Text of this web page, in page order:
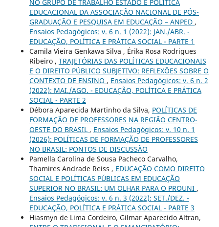
NO GRUPO DE TRABALHO ESTADO E POLÍTICA
EDUCACIONAL DA ASSOCIAÇÃO NACIONAL DE PÓS-
GRADUAÇÃO E PESQUISA EM EDUCAÇÃO – ANPED ,
Ensaios Pedagógicos: v. 6 n. 1 (2022): JAN./ABR. -
EDUCAÇÃO, POLÍTICA E PRÁTICA SOCIAL - PARTE 1
Camila Vieira Genkawa Silva , Érika Rosa Rodrigues
Ribeiro , TRAJETÓRIAS DAS POLÍTICAS EDUCACIONAIS
E O DIREITO PÚBLICO SUBJETIVO: REFLEXÕES SOBRE O
CONTEXTO DE ENSINO , Ensaios Pedagógicos: v. 6 n. 2
(2022): MAI./AGO. - EDUCAÇÃO, POLÍTICA E PRÁTICA
SOCIAL - PARTE 2
Débora Aparecida Martinho da Silva, POLÍTICAS DE
FORMAÇÃO DE PROFESSORES NA REGIÃO CENTRO-
OESTE DO BRASIL , Ensaios Pedagógicos: v. 10 n. 1
(2026): POLÍTICAS DE FORMAÇÃO DE PROFESSORES
NO BRASIL: PONTOS DE DISCUSSÃO
Pamella Carolina de Sousa Pacheco Carvalho,
Thamires Andrade Reiss , EDUCAÇÃO COMO DIREITO
SOCIAL E POLÍTICAS PÚBLICAS EM EDUCAÇÃO
SUPERIOR NO BRASIL: UM OLHAR PARA O PROUNI ,
Ensaios Pedagógicos: v. 6 n. 3 (2022): SET./DEZ. -
EDUCAÇÃO, POLÍTICA E PRÁTICA SOCIAL - PARTE 3
Hiasmyn de Lima Cordeiro, Gilmar Aparecido Altran,